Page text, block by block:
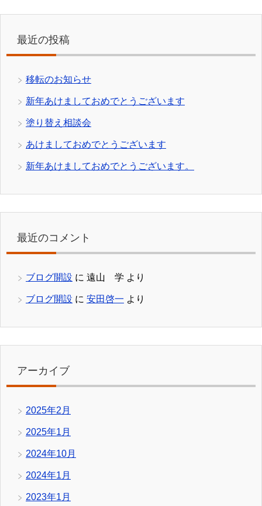
最近の投稿
移転のお知らせ
新年あけましておめでとうございます
塗り替え相談会
あけましておめでとうございます
新年あけましておめでとうございます。
最近のコメント
ブログ開設 に 遠山 学 より
ブログ開設 に 安田啓一 より
アーカイブ
2025年2月
2025年1月
2024年10月
2024年1月
2023年1月